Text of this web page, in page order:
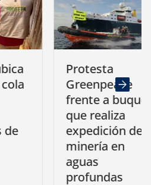
Protesta
Greenpeace
frente a buque
que realiza
expedición de
minería en
aguas
profundas